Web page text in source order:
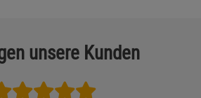
unsere Kunden